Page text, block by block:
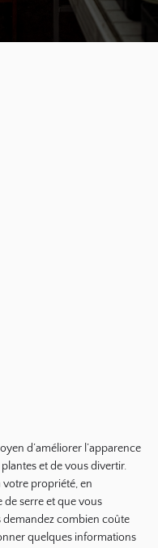
d’améliorer l’apparence
et de vous divertir.
votre propriété, en
de serre et que vous
demandez combien coûte
quelques informations